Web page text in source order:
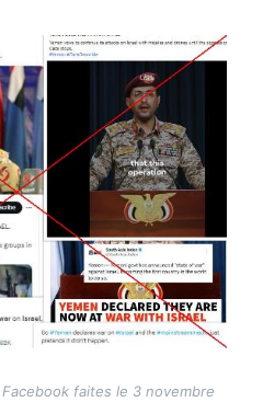
faites le 3 novembre